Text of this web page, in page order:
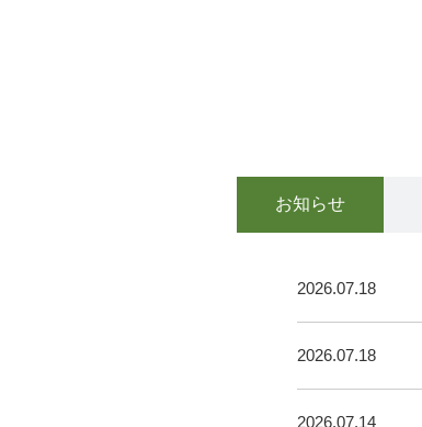
お知らせ
2026.07.18
2026.07.18
2026.07.14